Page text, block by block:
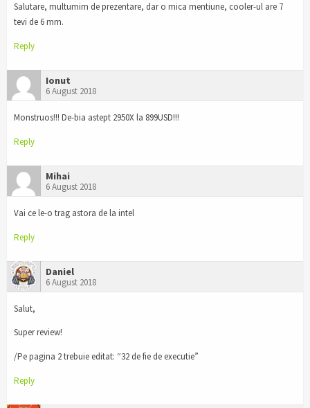
Salutare, multumim de prezentare, dar o mica mentiune, cooler-ul are 7
tevi de 6 mm.
Reply
Ionut
6 August 2018
Monstruos!!! De-bia astept 2950X la 899USD!!!
Reply
Mihai
6 August 2018
Vai ce le-o trag astora de la intel
Reply
Daniel
6 August 2018
Salut,
Super review!
/Pe pagina 2 trebuie editat: “32 de fie de executie”
Reply